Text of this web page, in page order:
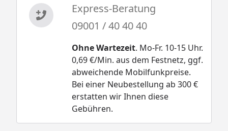
Express-Beratung
09001 / 40 40 40
Ohne Wartezeit. Mo-Fr. 10-15 Uhr.
0,69 €/Min. aus dem Festnetz, ggf.
abweichende Mobilfunkpreise.
Bei einer Neubestellung ab 300 €
erstatten wir Ihnen diese
Gebühren.